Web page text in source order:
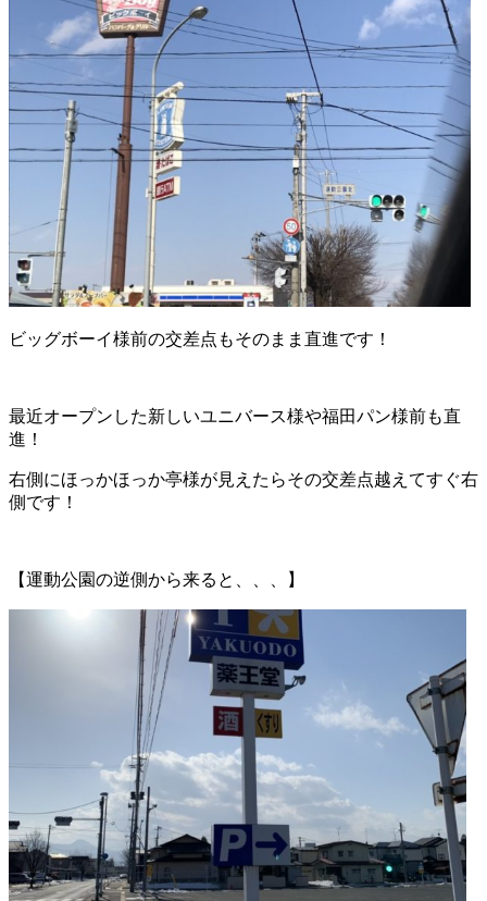
ビッグボーイ様前の交差点もそのまま直進です！
最近オープンした新しいユニバース様や福田パン様前も直
進！
右側にほっかほっか亭様が見えたらその交差点越えてすぐ右
側です！
【運動公園の逆側から来ると、、、】